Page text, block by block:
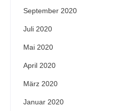
September 2020
Juli 2020
Mai 2020
April 2020
März 2020
Januar 2020